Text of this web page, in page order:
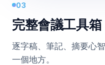
03
完整會議工具箱
逐字稿、筆記、摘要心
一個地方。